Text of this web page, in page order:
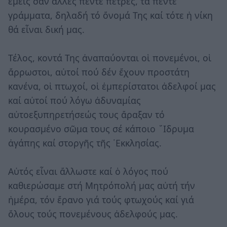
γράμματα, δηλαδή τό ὄνομά Της καί τότε ἡ νίκη
θά εἶναι δική μας.
Τέλος, κοντά Της ἀναπαύονται οἱ πονεμένοι, οἱ
ἄρρωστοι, αὐτοί πού δέν ἔχουν προστάτη
κανένα, οἱ πτωχοί, οἱ ἐμπερίστατοι ἀδελφοί μας
καί αὐτοί πού λόγω ἀδυναμίας
αὐτοεξυπηρετήσεώς τους ἄραξαν τό
κουρασμένο σῶμα τους σέ κάποιο ῞Ιδρυμα
ἀγάπης καί στοργῆς τῆς ᾿Εκκλησίας.
Αὐτός εἶναι ἄλλωστε καί ὁ λόγος πού
καθιερώσαμε στή Μητρόπολή μας αὐτή τήν
ἡμέρα, τόν ἔρανο γιά τούς φτωχούς καί γιά
ὅλους τούς πονεμένους ἀδελφούς μας.